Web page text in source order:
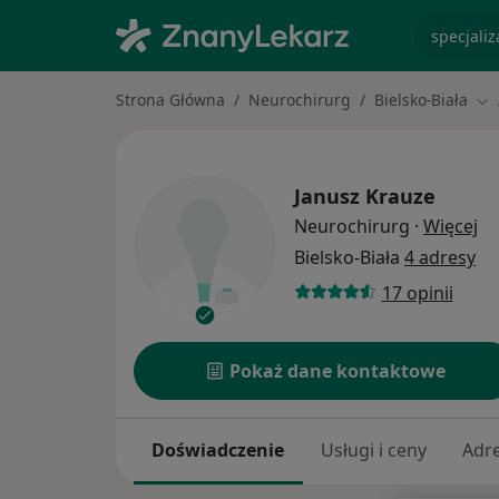
Strona Główna Neurochirurg Bielsko-Biała
Janusz Krauze
Neurochirurg · Więcej
Bielsko-Biała 4 adresy
17 opinii
Pokaż dane kontaktowe
Doświadczenie Usługi i ceny